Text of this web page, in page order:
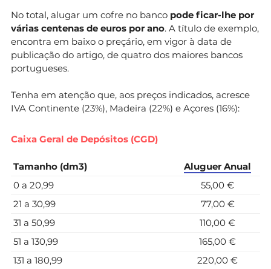
No total, alugar um cofre no banco pode ficar-lhe por
várias centenas de euros por ano. A título de exemplo,
encontra em baixo o preçário, em vigor à data de
publicação do artigo, de quatro dos maiores bancos
portugueses.
Tenha em atenção que, aos preços indicados, acresce
IVA Continente (23%), Madeira (22%) e Açores (16%):
Caixa Geral de Depósitos (CGD)
Tamanho (dm3) Aluguer Anual
0 a 20,99
55,00 €
21 a 30,99
77,00 €
31 a 50,99
110,00 €
51 a 130,99
165,00 €
131 a 180,99
220,00 €